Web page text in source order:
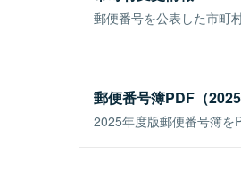
郵便番号を公表した市町
郵便番号簿PDF（2025
2025年度版郵便番号簿を